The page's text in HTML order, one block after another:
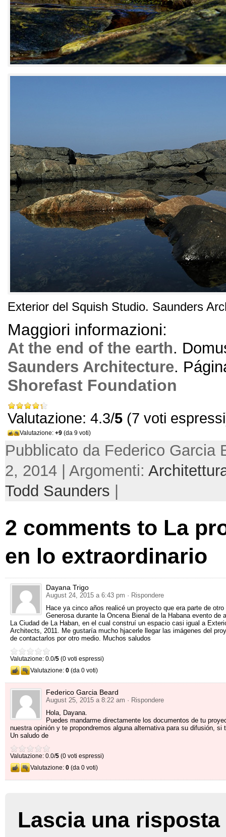
Exterior del Squish Studio. Saunders
Maggiori informazioni:
At the end of the earth.
Saunders Architecture.
Shorefast Foundation
Valutazione: 4.3/5 (7 voti
Valutazione: +9 (da 9 voti)
Pubblicato da Federico Garcia
2, 2014 | Argomenti:
Todd Saunders |
2 comments to La
en lo extraordinario
Dayana Trigo
August 24, 2015 a 6:43 pm · Rispondere
Hace ya cinco años realicé un proyecto que era parte de
Generosa durante la Oncena Bienal de la Habana evento de
La Ciudad de La Haban en el cual construí un espacio casi igual a
Architects , 2011. Me gustaría mucho hjacerle llegar las imágenes del
de contactarlos por otro medio Muchos saludos
Valutazione: 0.0/5 (0 voti espressi)
Valutazione: 0 (da 0 voti)
Federico Garcia Beard
August 25, 2015 a 8:22 am · Rispondere
Hola Dayana
Puedes mandarme directamente los documentos de tu
nuestra opinión y te propondremos alguna alternativa para su difusión si
Un saludo de
Valutazione: 0.0/5 (0 voti espressi)
Valutazione: 0 (da 0 voti)
Lascia una risposta